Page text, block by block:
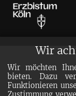
Wir
Wir möchten
bieten. Dazu
Funktionieren